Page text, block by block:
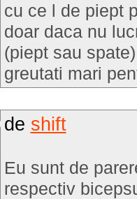
cu ce l de piept
doar daca nu
(piept sau
greutati mari
de shift
Eu sunt de
respectiv